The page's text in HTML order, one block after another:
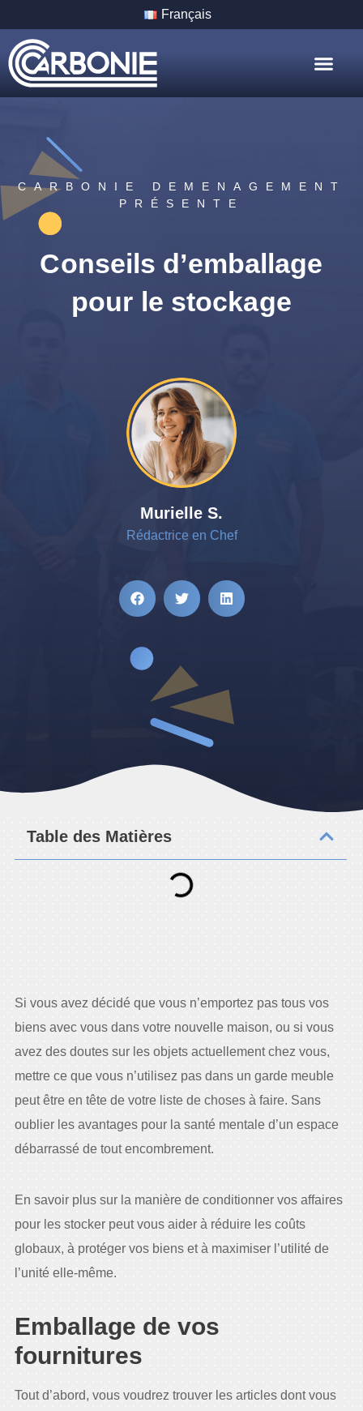
Français
CARBONIE DEMENAGEMENT
PRÉSENTE
Conseils d’emballage
pour le stockage
Murielle S.
Rédactrice en Chef
Table des Matières
Si vous avez décidé que vous n’emportez pas tous vos
biens avec vous dans votre nouvelle maison, ou si vous
avez des doutes sur les objets actuellement chez vous,
mettre ce que vous n’utilisez pas dans un garde meuble
peut être en tête de votre liste de choses à faire. Sans
oublier les avantages pour la santé mentale d’un espace
débarrassé de tout encombrement.
En savoir plus sur la manière de conditionner vos affaires
pour les stocker peut vous aider à réduire les coûts
globaux, à protéger vos biens et à maximiser l’utilité de
l’unité elle-même.
Emballage de vos
fournitures
Tout d’abord, vous voudrez trouver les articles dont vous